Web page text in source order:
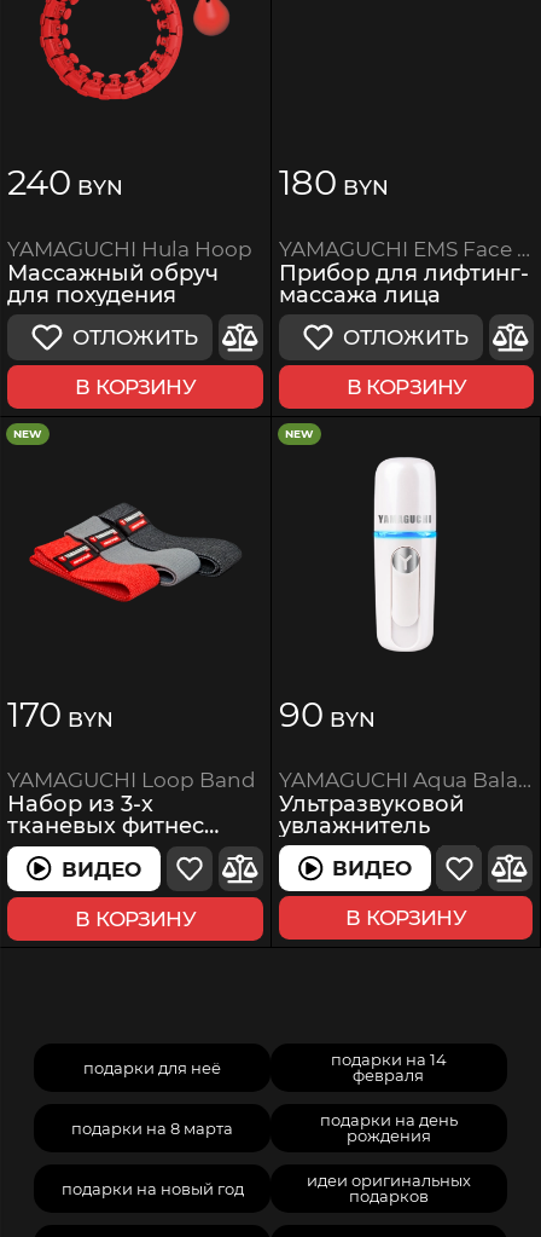
подарки для неё
подарки на 14
февраля
подарки на 8 марта
подарки на день
рождения
подарки на новый год
идеи оригинальных
подарков
240 BYN
YAMAGUCHI Hula Hoop
Массажный обруч
для похудения
ОТЛОЖИТЬ
В КОРЗИНУ
180 BYN
YAMAGUCHI EMS Face Roller
Прибор для лифтинг-
массажа лица
ОТЛОЖИТЬ
В КОРЗИНУ
NEW
170 BYN
YAMAGUCHI Loop Band
Набор из 3-х
тканевых фитнес
резинок
ВИДЕО
В КОРЗИНУ
NEW
90 BYN
YAMAGUCHI Aqua Balance Mini
Ультразвуковой
увлажнитель
ВИДЕОВИДЕО
В КОРЗИНУ